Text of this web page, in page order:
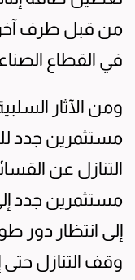
من قبل طرف آخر
في القطاع
ومن الآثار
مستثمرين جدد
التنازل عن
مستثمرين جدد
إلى انتظار دور
وقف التنازل